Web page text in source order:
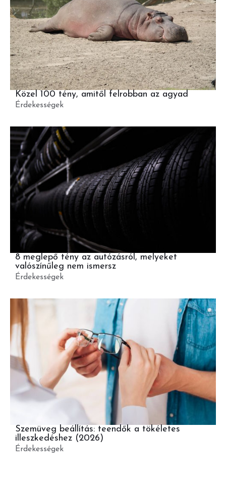
Közel 100 tény, amitől felrobban az agyad
Érdekességek
8 meglepő tény az autózásról, melyeket
valószínűleg nem ismersz
Érdekességek
Szemüveg beállítás: teendők a tökéletes
illeszkedéshez (2026)
Érdekességek